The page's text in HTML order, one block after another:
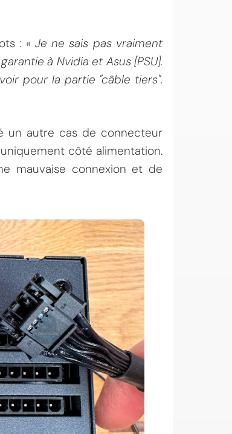
: « Je ne sais pas vraiment
à Nvidia et Asus [PSU].
pour la partie "câble tiers".
un autre cas de connecteur
côté alimentation.
mauvaise connexion et de